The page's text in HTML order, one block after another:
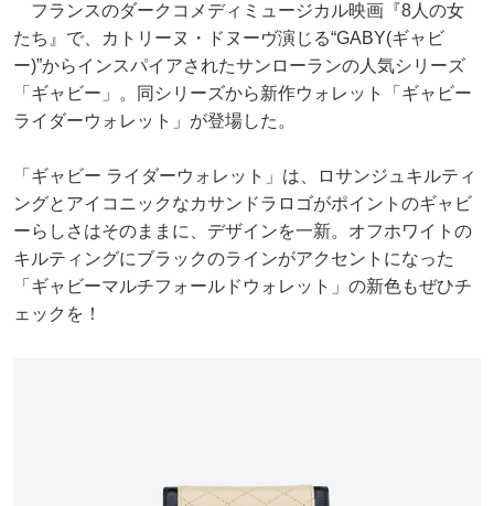
フランスのダークコメディミュージカル映画『8人の女
たち』で、カトリーヌ・ドヌーヴ演じる“GABY(ギャビ
ー)”からインスパイアされたサンローランの人気シリーズ
「ギャビー」。同シリーズから新作ウォレット「ギャビー
ライダーウォレット」が登場した。
「ギャビー ライダーウォレット」は、ロサンジュキルティ
ングとアイコニックなカサンドラロゴがポイントのギャビ
ーらしさはそのままに、デザインを一新。オフホワイトの
キルティングにブラックのラインがアクセントになった
「ギャビーマルチフォールドウォレット」の新色もぜひチ
ェックを！